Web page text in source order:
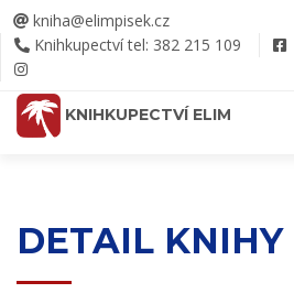
kniha@elimpisek.cz
Knihkupectví tel: 382 215 109
KNIHKUPECTVÍ ELIM
DETAIL KNIHY